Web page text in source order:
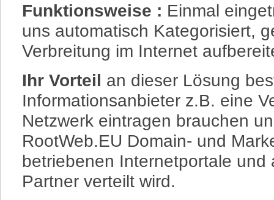
Funktionsweise : Einmal
uns automatisch Kategorisiert,
Verbreitung im Internet
Ihr Vorteil an dieser Lösung
Informationsanbieter z.B. eine
Netzwerk eintragen brauchen
RootWeb.EU Domain- und
betriebenen Internetportale
Partner verteilt wird.